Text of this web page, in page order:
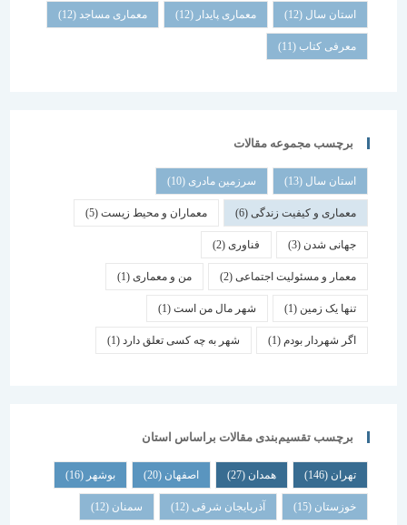
استان سال(12) معماری پایدار (12) معماری مساجد(12)
معرفی کتاب(11)
برچسب مجموعه مقالات
استان سال(13) سرزمین مادری(10)
معماری و کیفیت زندگی(6) معماران و محیط زیست(5)
جهانی شدن(3) فناوری (2)
معمار و مسئولیت اجتماعی(2) من و معماری (1)
تنها یک زمین(1) شهر مال من است(1)
اگر شهردار بودم (1) شهر به چه کسی تعلق دارد(1)
برچسب تقسیم‌بندی مقالات براساس استان
همدان اصفهان (20) بوشهر
خوزستان(15) آذربایجان شرقی(12) سمنان (12)